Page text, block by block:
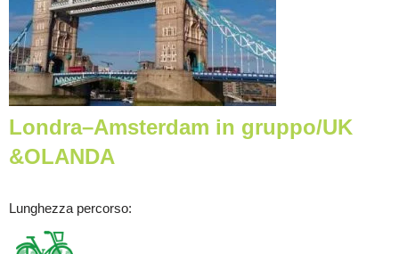
Londra–Amsterdam in gruppo/UK
&OLANDA
Lunghezza percorso: